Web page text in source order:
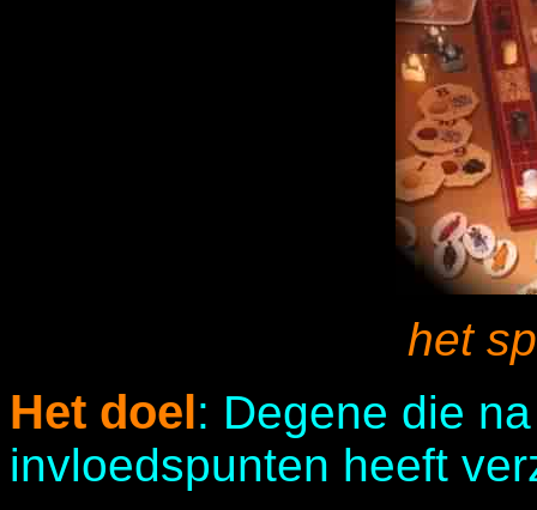
het
Het doel: Degene die
invloedspunten heeft